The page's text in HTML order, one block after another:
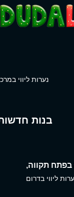
נערות ליווי
בנות
תקווה,
ליווי בדרום